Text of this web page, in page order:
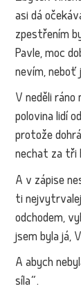
asi dá
zpestřením
Pavle, moc
nevím, neboť
V neděli ráno
polovina lidí
protože
nechat za tři
A v zápise
ti
odchodem,
jsem byla já,
A abych
síla“.